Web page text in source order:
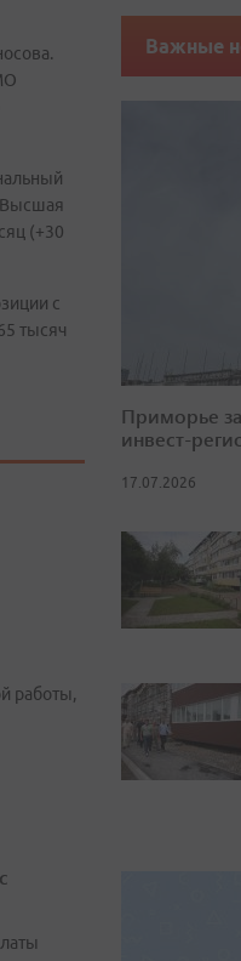
(+30
с
тысяч
работы,
Важные
Приморье
инвест-
17.07.2026